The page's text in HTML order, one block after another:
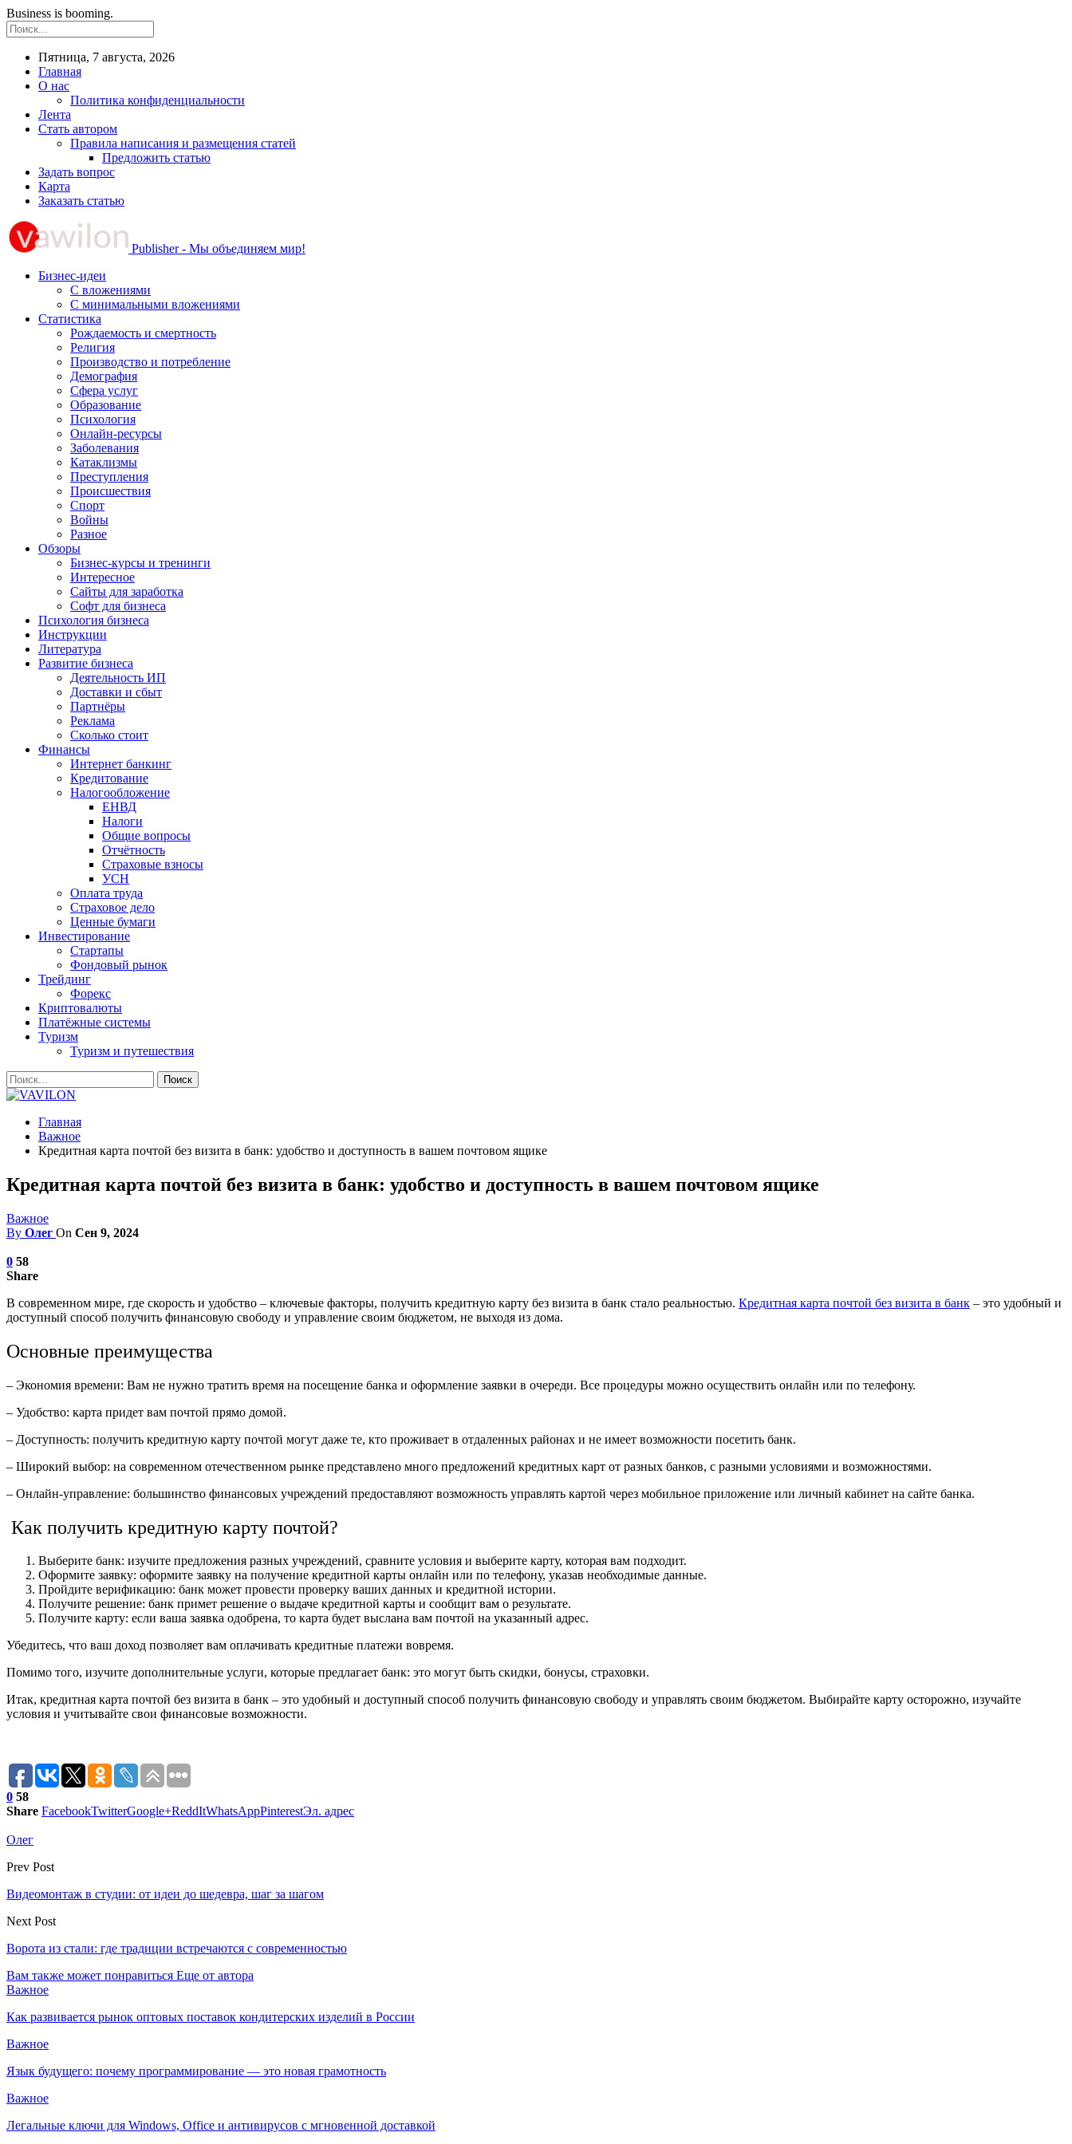
Business is booming.
Пятница, 7 августа, 2026
Главная
О нас
Политика конфиденциальности
Лента
Стать автором
Правила написания и размещения статей
Предложить статью
Задать вопрос
Карта
Заказать статью
Publisher - Мы объединяем мир!
Бизнес-идеи
С вложениями
С минимальными вложениями
Статистика
Рождаемость и смертность
Религия
Производство и потребление
Демография
Сфера услуг
Образование
Психология
Онлайн-ресурсы
Заболевания
Катаклизмы
Преступления
Происшествия
Спорт
Войны
Разное
Обзоры
Бизнес-курсы и тренинги
Интересное
Сайты для заработка
Софт для бизнеса
Психология бизнеса
Инструкции
Литература
Развитие бизнеса
Деятельность ИП
Доставки и сбыт
Партнёры
Реклама
Сколько стоит
Финансы
Интернет банкинг
Кредитование
Налогообложение
ЕНВД
Налоги
Общие вопросы
Отчётность
Страховые взносы
УСН
Оплата труда
Страховое дело
Ценные бумаги
Инвестирование
Стартапы
Фондовый рынок
Трейдинг
Форекс
Криптовалюты
Платёжные системы
Туризм
Туризм и путешествия
Главная
Важное
Кредитная карта почтой без визита в банк: удобство и доступность в вашем почтовом ящике
Кредитная карта почтой без визита в банк: удобство и доступность в вашем почтовом ящике
Важное
By Олег On Сен 9, 2024
0 58
Share
В современном мире, где скорость и удобство – ключевые факторы, получить кредитную карту без визита в банк стало реальностью. Кредитная карта почтой без визита в банк – это удобный и
доступный способ получить финансовую свободу и управление своим бюджетом, не выходя из дома.
Основные преимущества
– Экономия времени: Вам не нужно тратить время на посещение банка и оформление заявки в очереди. Все процедуры можно осуществить онлайн или по телефону.
– Удобство: карта придет вам почтой прямо домой.
– Доступность: получить кредитную карту почтой могут даже те, кто проживает в отдаленных районах и не имеет возможности посетить банк.
– Широкий выбор: на современном отечественном рынке представлено много предложений кредитных карт от разных банков, с разными условиями и возможностями.
– Онлайн-управление: большинство финансовых учреждений предоставляют возможность управлять картой через мобильное приложение или личный кабинет на сайте банка.
Как получить кредитную карту почтой?
Выберите банк: изучите предложения разных учреждений, сравните условия и выберите карту, которая вам подходит.
Оформите заявку: оформите заявку на получение кредитной карты онлайн или по телефону, указав необходимые данные.
Пройдите верификацию: банк может провести проверку ваших данных и кредитной истории.
Получите решение: банк примет решение о выдаче кредитной карты и сообщит вам о результате.
Получите карту: если ваша заявка одобрена, то карта будет выслана вам почтой на указанный адрес.
Убедитесь, что ваш доход позволяет вам оплачивать кредитные платежи вовремя.
Помимо того, изучите дополнительные услуги, которые предлагает банк: это могут быть скидки, бонусы, страховки.
Итак, кредитная карта почтой без визита в банк – это удобный и доступный способ получить финансовую свободу и управлять своим бюджетом. Выбирайте карту осторожно, изучайте
условия и учитывайте свои финансовые возможности.
0 58
Share FacebookTwitterGoogle+ReddItWhatsAppPinterestЭл. адрес
Олег
Prev Post
Видеомонтаж в студии: от идеи до шедевра, шаг за шагом
Next Post
Ворота из стали: где традиции встречаются с современностью
Вам также может понравиться Еще от автора
Важное
Как развивается рынок оптовых поставок кондитерских изделий в России
Важное
Язык будущего: почему программирование — это новая грамотность
Важное
Легальные ключи для Windows, Office и антивирусов с мгновенной доставкой